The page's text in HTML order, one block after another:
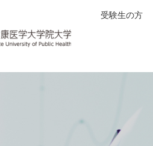
受験生の方